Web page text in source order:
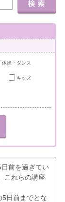
体操・ダンス
キッズ
前を過ぎてい
これらの講座
5日前までとな